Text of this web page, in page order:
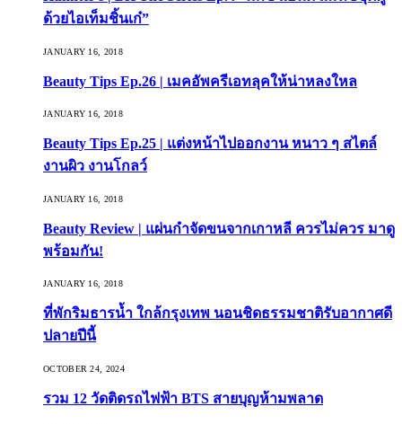
ด้วยไอเท็มชิ้นเก๋”
JANUARY 16, 2018
Beauty Tips Ep.26 | เมคอัพครีเอทลุคให้น่าหลงใหล
JANUARY 16, 2018
Beauty Tips Ep.25 | แต่งหน้าไปออกงาน หนาว ๆ สไตล์
งานผิว งานโกลว์
JANUARY 16, 2018
Beauty Review | แผ่นกำจัดขนจากเกาหลี ควรไม่ควร มาดู
พร้อมกัน!
JANUARY 16, 2018
ที่พักริมธารน้ำ ใกล้กรุงเทพ นอนชิดธรรมชาติรับอากาศดี
ปลายปีนี้
OCTOBER 24, 2024
รวม 12 วัดติดรถไฟฟ้า BTS สายบุญห้ามพลาด